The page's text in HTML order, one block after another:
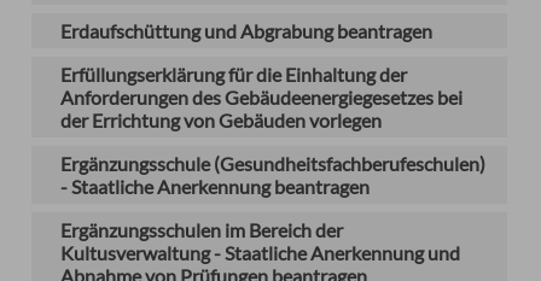
Erdaufschüttung und Abgrabung beantragen
Erfüllungserklärung für die Einhaltung der
Anforderungen des Gebäudeenergiegesetzes bei
der Errichtung von Gebäuden vorlegen
Ergänzungsschule (Gesundheitsfachberufeschulen)
- Staatliche Anerkennung beantragen
Ergänzungsschulen im Bereich der
Kultusverwaltung - Staatliche Anerkennung und
Abnahme von Prüfungen beantragen